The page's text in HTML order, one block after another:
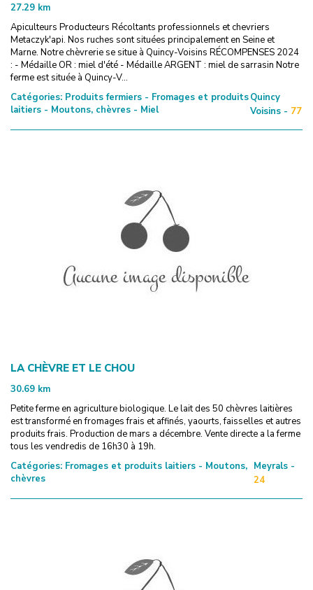
27.29 km
Apiculteurs Producteurs Récoltants professionnels et chevriers
Metaczyk'api. Nos ruches sont situées principalement en Seine et
Marne. Notre chèvrerie se situe à Quincy-Voisins RÉCOMPENSES 2024
: - Médaille OR : miel d'été - Médaille ARGENT : miel de sarrasin Notre
ferme est située à Quincy-V...
Catégories: Produits fermiers - Fromages et produits
laitiers - Moutons, chèvres - Miel
Quincy
Voisins - 77
LA CHÈVRE ET LE CHOU
30.69 km
Petite ferme en agriculture biologique. Le lait des 50 chèvres laitières
est transformé en fromages frais et affinés, yaourts, faisselles et autres
produits frais. Production de mars a décembre. Vente directe a la ferme
tous les vendredis de 16h30 à 19h.
Catégories: Fromages et produits laitiers - Moutons,
chèvres
Meyrals -
24